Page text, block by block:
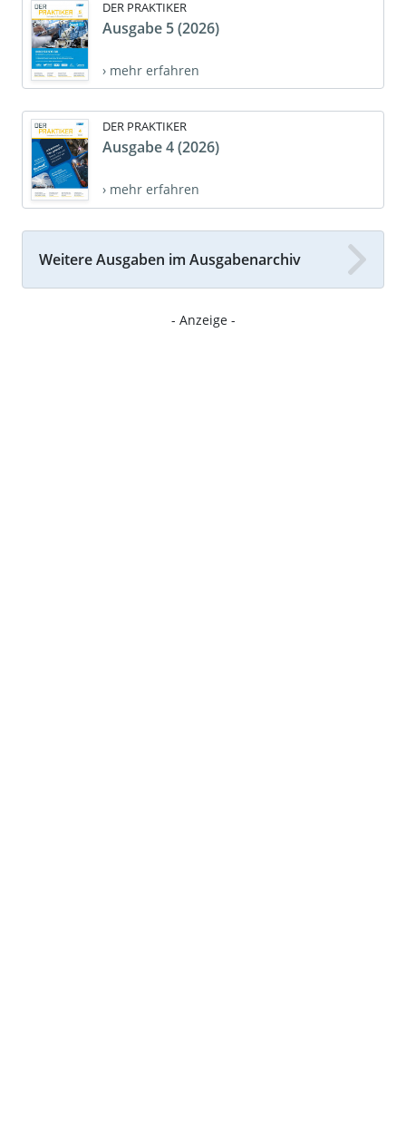
DER PRAKTIKER
Ausgabe 5 (2026)
› mehr erfahren
DER PRAKTIKER
Ausgabe 4 (2026)
› mehr erfahren
Weitere Ausgaben im Ausgabenarchiv
- Anzeige -